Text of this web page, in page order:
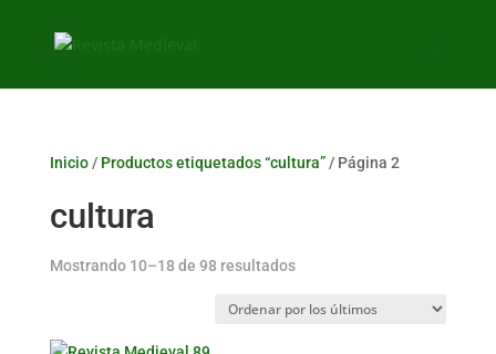
Inicio/ Productos etiquetados “cultura”/ Página 2
cultura
Mostrando 10–18 de 98 resultadosOrdenado
los